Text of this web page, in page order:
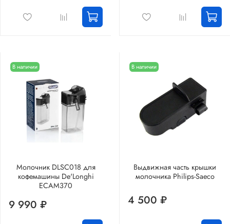
В наличии
Молочник DLSC018 для
кофемашины De'Longhi
ECAM370
9 990 ₽
В наличии
Выдвижная часть крышки
молочника Philips-Saeco
4 500 ₽